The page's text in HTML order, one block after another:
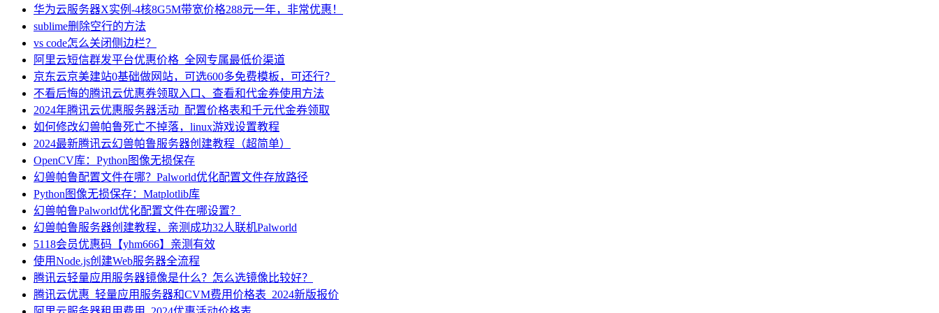
华为云服务器X实例-4核8G5M带宽价格288元一年，非常优惠！
sublime删除空行的方法
vs code怎么关闭侧边栏？
阿里云短信群发平台优惠价格_全网专属最低价渠道
京东云京美建站0基础做网站，可选600多免费模板，可还行？
不看后悔的腾讯云优惠券领取入口、查看和代金券使用方法
2024年腾讯云优惠服务器活动_配置价格表和千元代金券领取
如何修改幻兽帕鲁死亡不掉落，linux游戏设置教程
2024最新腾讯云幻兽帕鲁服务器创建教程（超简单）
OpenCV库：Python图像无损保存
幻兽帕鲁配置文件在哪？Palworld优化配置文件存放路径
Python图像无损保存：Matplotlib库
幻兽帕鲁Palworld优化配置文件在哪设置？
幻兽帕鲁服务器创建教程，亲测成功32人联机Palworld
5118会员优惠码【yhm666】亲测有效
使用Node.js创建Web服务器全流程
腾讯云轻量应用服务器镜像是什么？怎么选镜像比较好？
腾讯云优惠_轻量应用服务器和CVM费用价格表_2024新版报价